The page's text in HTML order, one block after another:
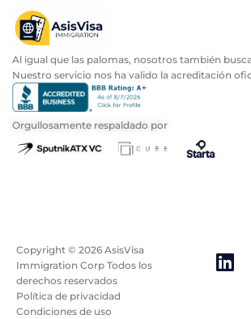
Al igual que las palomas, nosotros también
Nuestro servicio nos ha valido la acreditación
Orgullosamente respaldado por
Copyright © 2026 AsisVisa
Immigration Corp Todos los
derechos reservados
Política de privacidad
Condiciones de uso